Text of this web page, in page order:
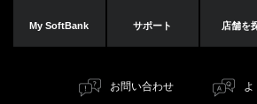
My SoftBank サポート 店舗を
お問い合わせ よ